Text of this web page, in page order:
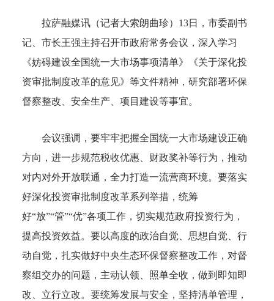
拉萨融媒讯（记者大索朗曲珍）13日，市委副书
记、市长王强主持召开市政府常务会议，深入学习
《妨碍建设全国统一大市场事项清单》《关于深化投
资审批制度改革的意见》等文件精神，研究部署环保
督察整改、安全生产、项目建设等事宜。
会议强调，要牢牢把握全国统一大市场建设正确
方向，进一步规范税收优惠、财政奖补等行为，推动
对内对外开放联通，全力打造一流营商环境。要落实
好深化投资审批制度改革系列举措，统筹
好“放”“管”“优”各项工作，切实规范政府投资行为，
提高投资效益。要以高度的政治自觉、思想自觉、行
动自觉，扎实做好中央生态环保督察整改工作，对督
察组交办的问题，主动认领、照单全收，做到即知即
改、立行立改。要统筹发展与安全，坚持清单管理，